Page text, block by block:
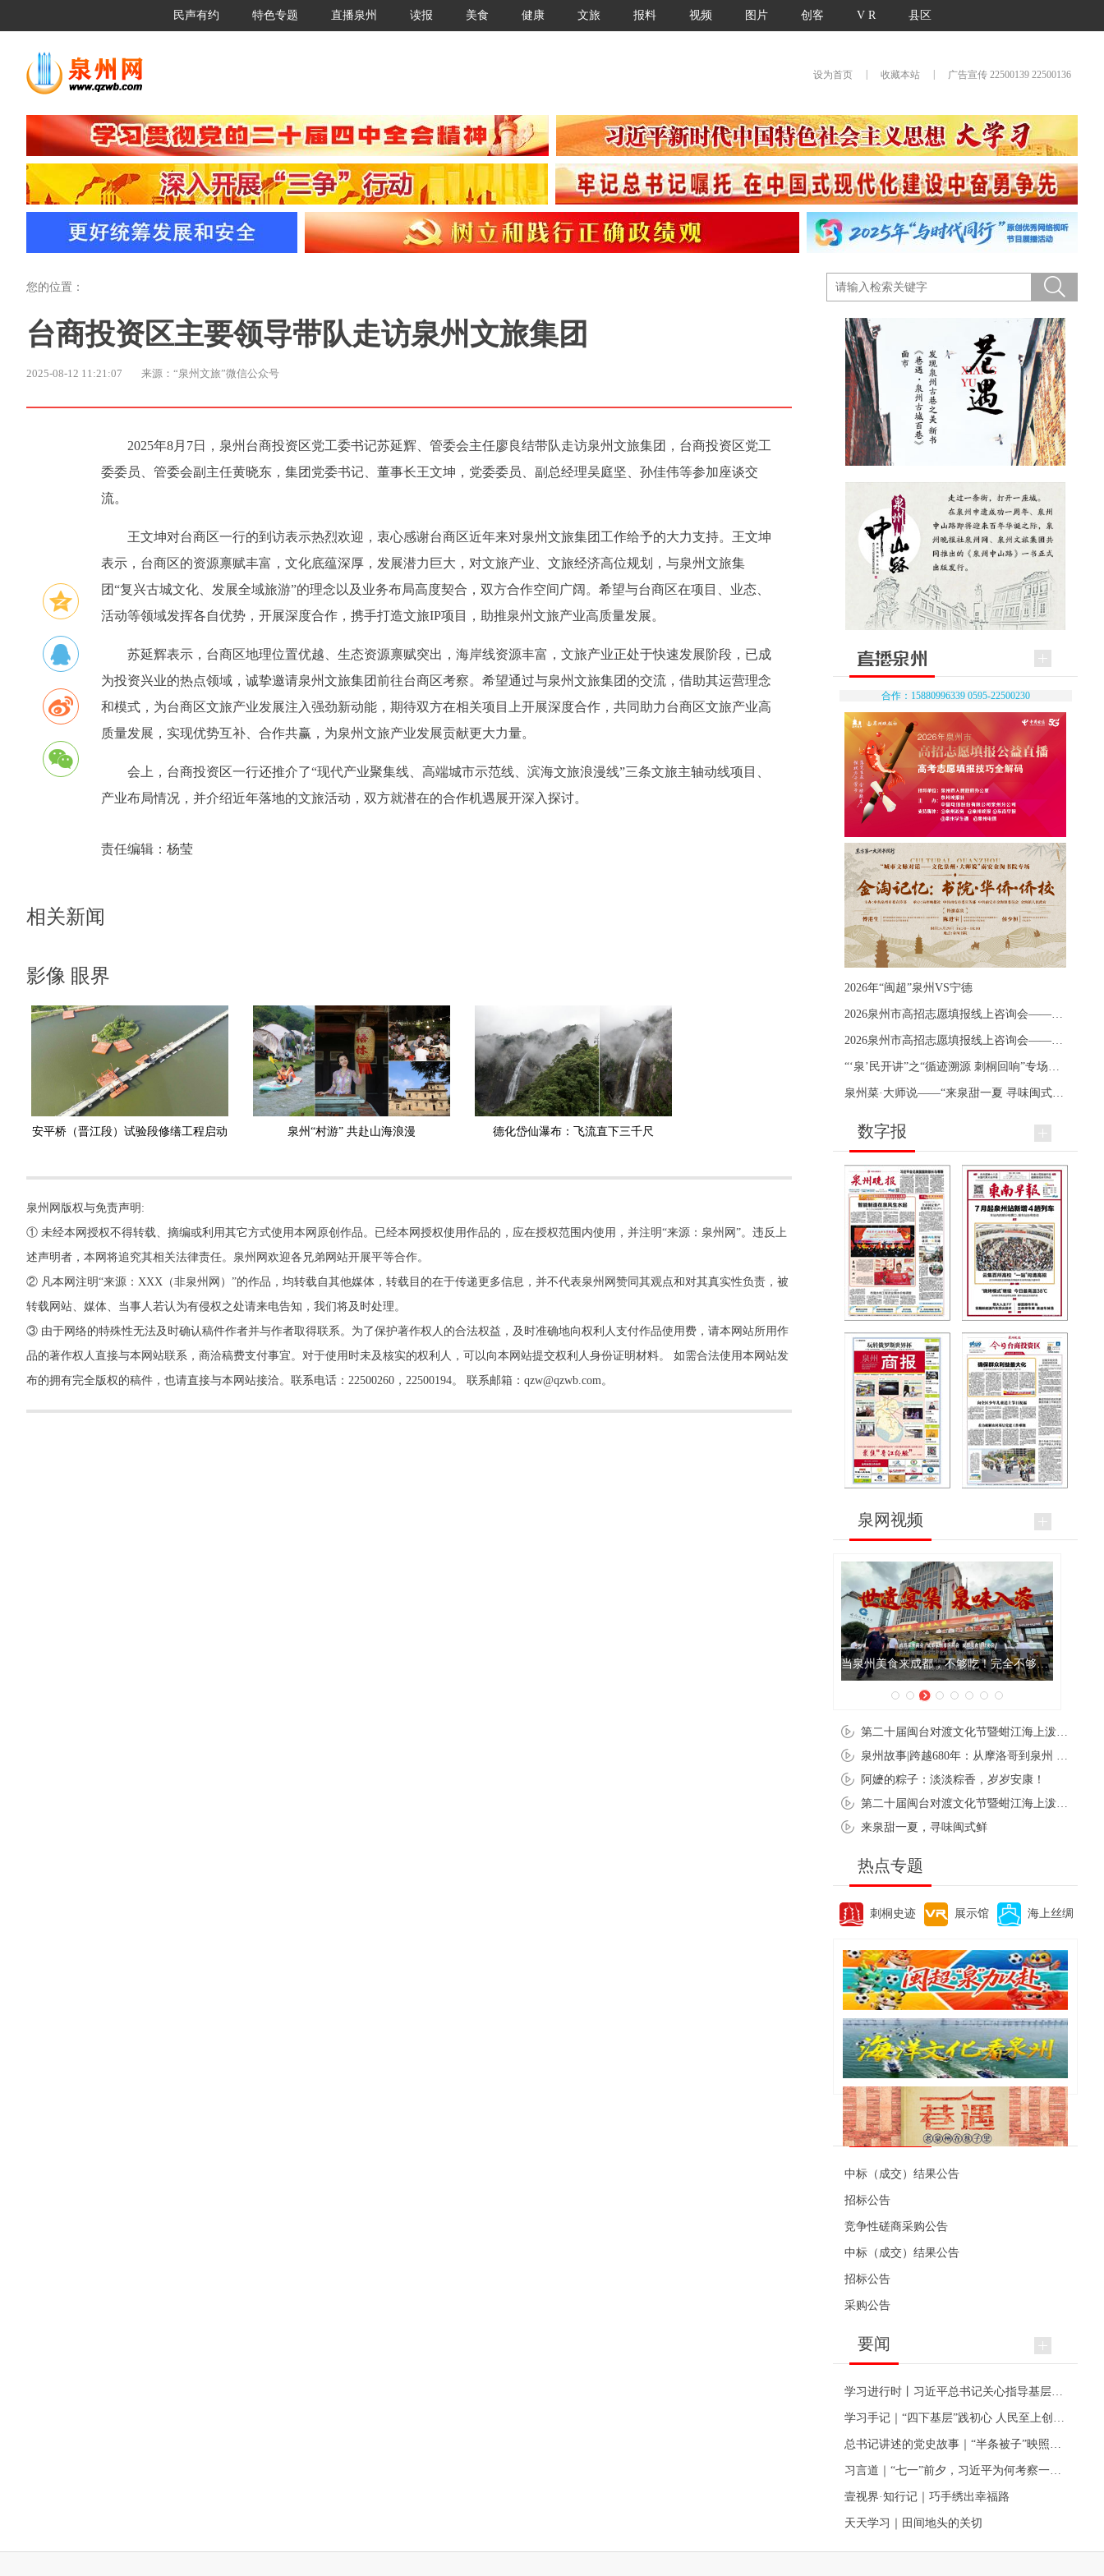
民声有约 特色专题 直播泉州 读报 美食 健康 文旅 报料 视频 图片 创客 V R 县区
设为首页 收藏本站 广告宣传 22500139 22500136
您的位置：
台商投资区主要领导带队走访泉州文旅集团
2025-08-12 11:21:07 来源：“泉州文旅”微信公众号
2025年8月7日，泉州台商投资区党工委书记苏延辉、管委会主任廖良结带队走访泉州文旅集团，台商投资区党工
委委员、管委会副主任黄晓东，集团党委书记、董事长王文坤，党委委员、副总经理吴庭坚、孙佳伟等参加座谈交
流。
王文坤对台商区一行的到访表示热烈欢迎，衷心感谢台商区近年来对泉州文旅集团工作给予的大力支持。王文坤
表示，台商区的资源禀赋丰富，文化底蕴深厚，发展潜力巨大，对文旅产业、文旅经济高位规划，与泉州文旅集
团“复兴古城文化、发展全域旅游”的理念以及业务布局高度契合，双方合作空间广阔。希望与台商区在项目、业态、
活动等领域发挥各自优势，开展深度合作，携手打造文旅IP项目，助推泉州文旅产业高质量发展。
苏延辉表示，台商区地理位置优越、生态资源禀赋突出，海岸线资源丰富，文旅产业正处于快速发展阶段，已成
为投资兴业的热点领域，诚挚邀请泉州文旅集团前往台商区考察。希望通过与泉州文旅集团的交流，借助其运营理念
和模式，为台商区文旅产业发展注入强劲新动能，期待双方在相关项目上开展深度合作，共同助力台商区文旅产业高
质量发展，实现优势互补、合作共赢，为泉州文旅产业发展贡献更大力量。
会上，台商投资区一行还推介了“现代产业聚集线、高端城市示范线、滨海文旅浪漫线”三条文旅主轴动线项目、
产业布局情况，并介绍近年落地的文旅活动，双方就潜在的合作机遇展开深入探讨。
责任编辑： 杨莹
相关新闻
影像 眼界
安平桥（晋江段）试验段修缮工程启动 泉州“村游” 共赴山海浪漫 德化岱仙瀑布：飞流直下三千尺
泉州网版权与免责声明:
① 未经本网授权不得转载、摘编或利用其它方式使用本网原创作品。已经本网授权使用作品的，应在授权范围内使用，并注明“来源：泉州网”。违反上
述声明者，本网将追究其相关法律责任。泉州网欢迎各兄弟网站开展平等合作。
② 凡本网注明“来源：XXX（非泉州网）”的作品，均转载自其他媒体，转载目的在于传递更多信息，并不代表泉州网赞同其观点和对其真实性负责，被
转载网站、媒体、当事人若认为有侵权之处请来电告知，我们将及时处理。
③ 由于网络的特殊性无法及时确认稿件作者并与作者取得联系。为了保护著作权人的合法权益，及时准确地向权利人支付作品使用费，请本网站所用作
品的著作权人直接与本网站联系，商洽稿费支付事宜。对于使用时未及核实的权利人，可以向本网站提交权利人身份证明材料。 如需合法使用本网站发
布的拥有完全版权的稿件，也请直接与本网站接洽。联系电话：22500260，22500194。 联系邮箱：qzw@qzwb.com。
合作：15880996339 0595-22500230
2026年“闽超”泉州VS宁德
数字报
泉网视频
当泉州美食来成都，不够吃！完全不够吃！ 书院开讲 书院
阿嬷的粽子：淡淡粽香，岁岁安康！
来泉甜一夏，寻味闽式鲜
热点专题
刺桐史迹 展示馆 海上丝绸
便民资讯
中标（成交）结果公告
招标公告
竞争性磋商采购公告
中标（成交）结果公告
招标公告
采购公告
要闻
壹视界·知行记｜巧手绣出幸福路
天天学习｜田间地头的关切